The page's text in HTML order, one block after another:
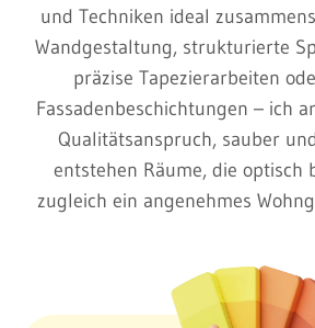
und Techniken ideal
Wandgestaltung, strukturierte
präzise Tapezierarbeiten
Fassadenbeschichtungen – ich
Qualitätsanspruch, sauber
entstehen Räume, die optisch
zugleich ein angenehmes